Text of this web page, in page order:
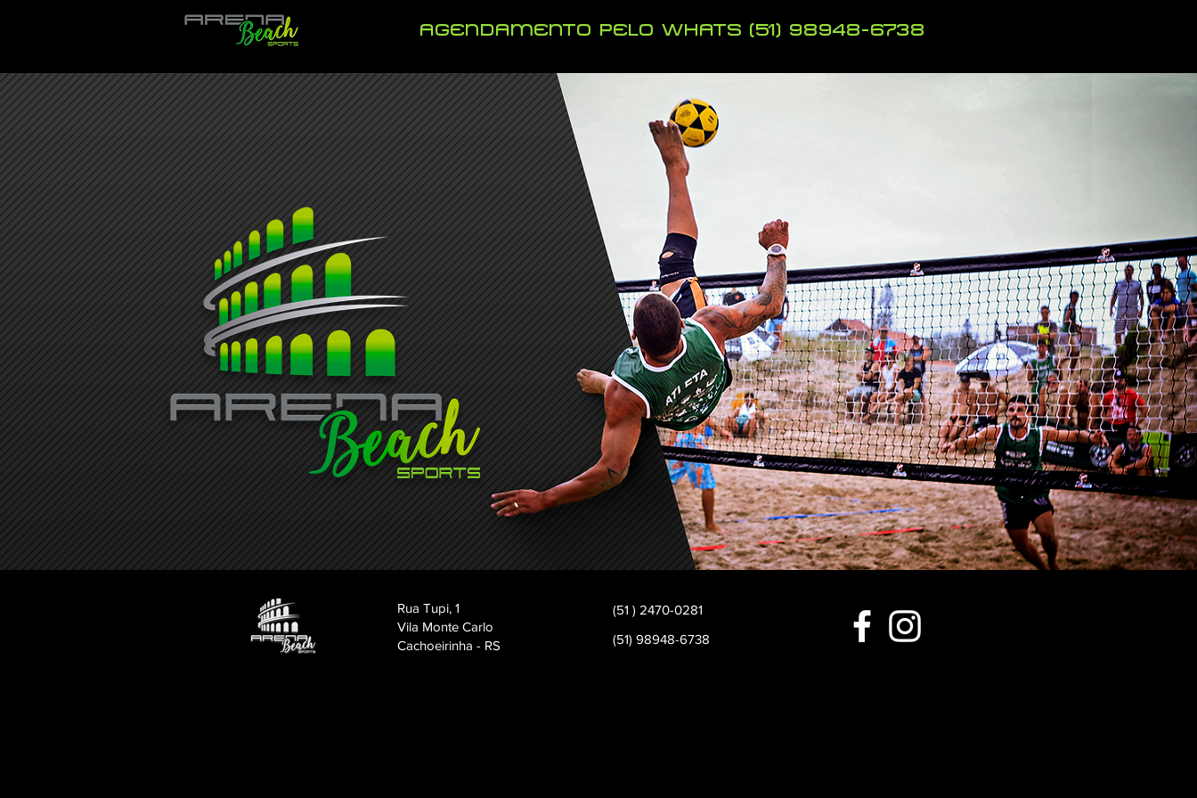
AGENDAMENTO PELO WHATS (51) 98948-6738
Rua Tupi, 1
Vila Monte Carlo
Cachoeirinha - RS
(51 ) 2470-0281
(51) 98948-6738